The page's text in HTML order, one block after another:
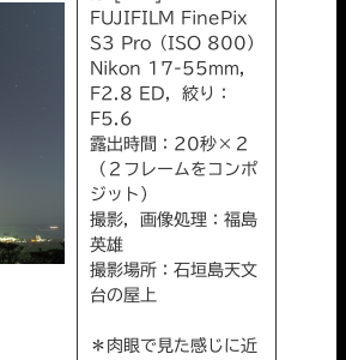
FUJIFILM FinePix
S3 Pro（ISO 800）
Nikon 17-55mm,
F2.8 ED，絞り：
F5.6
露出時間：20秒×２
（２フレームをコンポ
ジット）
撮影，画像処理：福島
英雄
撮影場所：石垣島天文
台の屋上
＊肉眼で見た感じに近